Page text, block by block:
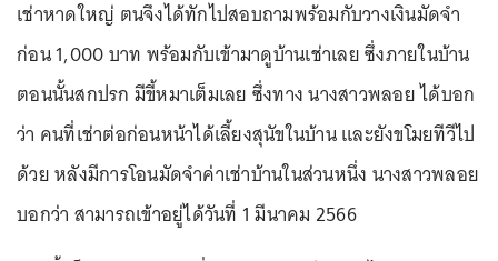
เช่าหาดใหญ่ ตนจึงได้ทักไปสอบถามพร้อมกับวางเงินมัดจำ
ก่อน 1,000 บาท พร้อมกับเข้ามาดูบ้านเช่าเลย ซึ่งภายในบ้าน
ตอนนั้นสกปรก มีขี้หมาเต็มเลย ซึ่งทาง นางสาวพลอย ได้บอก
ว่า คนที่เช่าต่อก่อนหน้าได้เลี้ยงสุนัขในบ้าน และยังขโมยทีวีไป
ด้วย หลังมีการโอนมัดจำค่าเช่าบ้านในส่วนหนึ่ง นางสาวพลอย
บอกว่า สามารถเข้าอยู่ได้วันที่ 1 มีนาคม 2566